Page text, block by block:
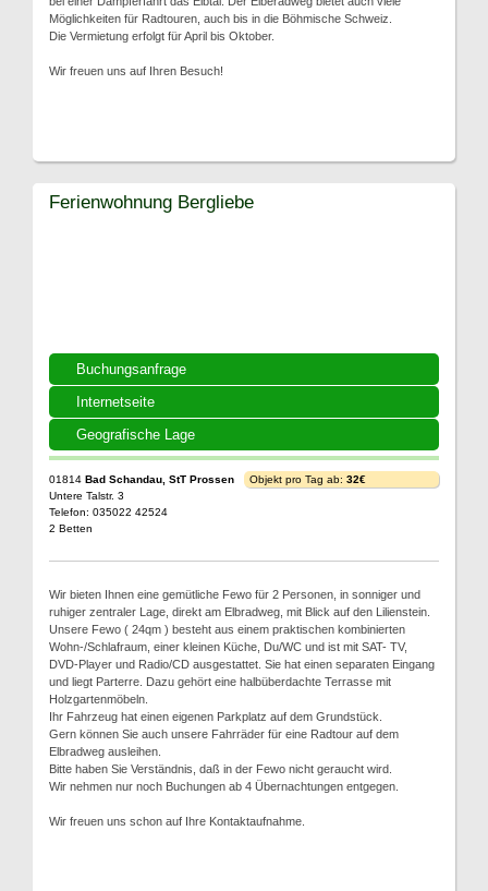
Möglichkeiten für Radtouren, auch bis in die Böhmische Schweiz.
Die Vermietung erfolgt für April bis Oktober.
Wir freuen uns auf Ihren Besuch!
Buchungsanfrage
Internetseite
Geografische Lage
Ferienwohnung Bergliebe
01814 Bad Schandau, StT Prossen
Untere Talstr. 3
Telefon: 035022 42524
2 Betten
Objekt pro Tag ab: 32€
Wir bieten Ihnen eine gemütliche Fewo für 2 Personen, in sonniger und
ruhiger zentraler Lage, direkt am Elbradweg, mit Blick auf den Lilienstein.
Unsere Fewo ( 24qm ) besteht aus einem praktischen kombinierten
Wohn-/Schlafraum, einer kleinen Küche, Du/WC und ist mit SAT- TV,
DVD-Player und Radio/CD ausgestattet. Sie hat einen separaten Eingang
und liegt Parterre. Dazu gehört eine halbüberdachte Terrasse mit
Holzgartenmöbeln.
Ihr Fahrzeug hat einen eigenen Parkplatz auf dem Grundstück.
Gern können Sie auch unsere Fahrräder für eine Radtour auf dem
Elbradweg ausleihen.
Bitte haben Sie Verständnis, daß in der Fewo nicht geraucht wird.
Wir nehmen nur noch Buchungen ab 4 Übernachtungen entgegen.
Wir freuen uns schon auf Ihre Kontaktaufnahme.